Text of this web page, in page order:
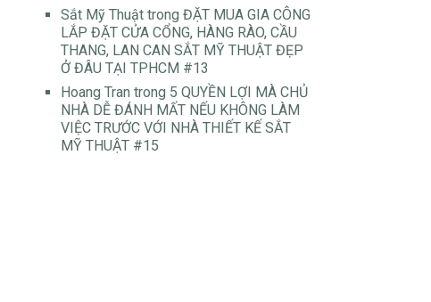
Sắt Mỹ Thuật trong ĐẶT MUA GIA CÔNG
LẮP ĐẶT CỬA CỔNG, HÀNG RÀO, CẦU
THANG, LAN CAN SẮT MỸ THUẬT ĐẸP
Ở ĐÂU TẠI TPHCM #13
Hoang Tran trong 5 QUYỀN LỢI MÀ CHỦ
NHÀ DỄ ĐÁNH MẤT NẾU KHÔNG LÀM
VIỆC TRƯỚC VỚI NHÀ THIẾT KẾ SẮT
MỸ THUẬT #15